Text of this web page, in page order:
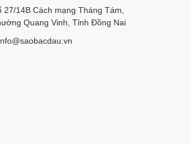
27/14B Cách mạng Tháng Tám,
Quang Vinh, Tỉnh Đồng Nai